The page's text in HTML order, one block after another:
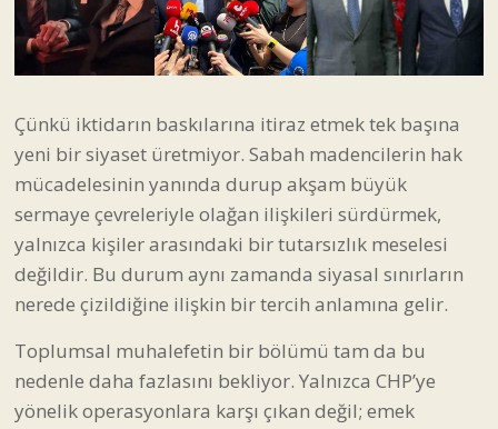
Çünkü iktidarın baskılarına itiraz etmek tek başına
yeni bir siyaset üretmiyor. Sabah madencilerin hak
mücadelesinin yanında durup akşam büyük
sermaye çevreleriyle olağan ilişkileri sürdürmek,
yalnızca kişiler arasındaki bir tutarsızlık meselesi
değildir. Bu durum aynı zamanda siyasal sınırların
nerede çizildiğine ilişkin bir tercih anlamına gelir.
Toplumsal muhalefetin bir bölümü tam da bu
nedenle daha fazlasını bekliyor. Yalnızca CHP’ye
yönelik operasyonlara karşı çıkan değil; emek